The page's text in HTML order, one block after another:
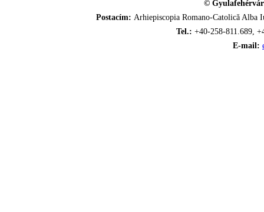
©
Postacím: Arhiepiscopia Romano-Catolică
Tel.: +40-258-811.689,
E-mail: